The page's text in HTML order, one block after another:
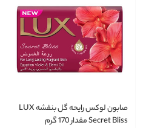
صابون لوکس رایحه گل بنفشه LUX
Secret Bliss مقدار 170 گرم